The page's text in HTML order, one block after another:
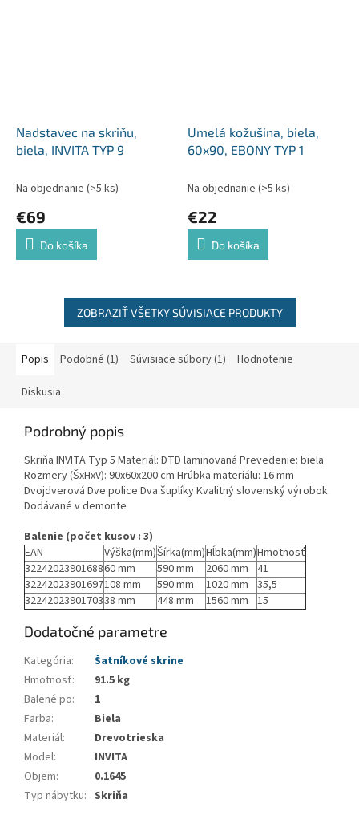
Nadstavec na skriňu,
biela, INVITA TYP 9
Na objednanie (>5 ks)
€69
Do košíka
Umelá kožušina, biela,
60x90, EBONY TYP 1
Na objednanie (>5 ks)
€22
Do košíka
ZOBRAZIŤ VŠETKY SÚVISIACE PRODUKTY
Popis Podobné (1) Súvisiace súbory (1) Hodnotenie
Diskusia
Podrobný popis
Skriňa INVITA Typ 5 Materiál: DTD laminovaná Prevedenie: biela
Rozmery (ŠxHxV): 90x60x200 cm Hrúbka materiálu: 16 mm
Dvojdverová Dve police Dva šuplíky Kvalitný slovenský výrobok
Dodávané v demonte
Balenie (počet kusov : 3)
EAN
Výška(mm)Šírka(mm)Hĺbka(mm)Hmotnosť
3224202390168860 mm 590 mm 2060 mm 41
32242023901697108 mm 590 mm 1020 mm 35,5
3224202390170338 mm 448 mm 1560 mm 15
Dodatočné parametre
Kategória:
Šatníkové skrine
Hmotnosť:
91.5 kg
Balené po:
1
Farba:
Biela
Materiál:
Drevotrieska
Model:
INVITA
Objem:
0.1645
Typ nábytku: Skriňa